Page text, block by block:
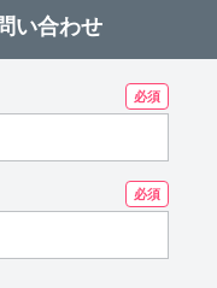
い合わせ